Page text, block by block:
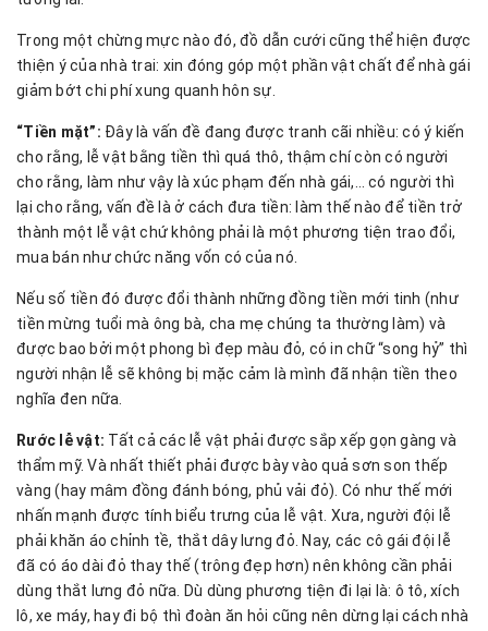
Trong một chừng mực nào đó, đồ dẫn cưới cũng thể hiện được
thiện ý của nhà trai: xin đóng góp một phần vật chất để nhà gái
giảm bớt chi phí xung quanh hôn sự.
“Tiền mặt”: Đây là vấn đề đang được tranh cãi nhiều: có ý kiến
cho rằng, lễ vật bằng tiền thì quá thô, thậm chí còn có người
cho rằng, làm như vậy là xúc phạm đến nhà gái,… có người thì
lại cho rằng, vấn đề là ở cách đưa tiền: làm thế nào để tiền trở
thành một lễ vật chứ không phải là một phương tiện trao đổi,
mua bán như chức năng vốn có của nó.
Nếu số tiền đó được đổi thành những đồng tiền mới tinh (như
tiền mừng tuổi mà ông bà, cha mẹ chúng ta thường làm) và
được bao bởi một phong bì đẹp màu đỏ, có in chữ “song hỷ” thì
người nhận lễ sẽ không bị mặc cảm là mình đã nhận tiền theo
nghĩa đen nữa.
Rước lễ vật: Tất cả các lễ vật phải được sắp xếp gọn gàng và
thẩm mỹ. Và nhất thiết phải được bày vào quả sơn son thếp
vàng (hay mâm đồng đánh bóng, phủ vải đỏ). Có như thế mới
nhấn mạnh được tính biểu trưng của lễ vật. Xưa, người đội lễ
phải khăn áo chỉnh tề, thắt dây lưng đỏ. Nay, các cô gái đội lễ
đã có áo dài đỏ thay thế (trông đẹp hơn) nên không cần phải
dùng thắt lưng đỏ nữa. Dù dùng phương tiện đi lại là: ô tô, xích
lô, xe máy, hay đi bộ thì đoàn ăn hỏi cũng nên dừng lại cách nhà